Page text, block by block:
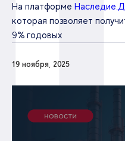
На платформе
которая позволяет
9% годовых
19 ноября, 2025